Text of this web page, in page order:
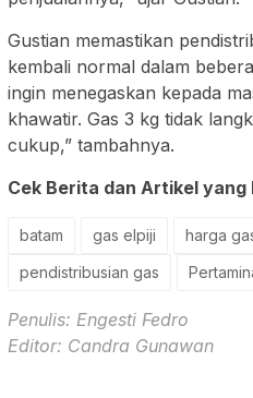
Gustian memastikan
kembali normal dalam
ingin menegaskan kepada
khawatir. Gas 3 kg tidak
cukup,” tambahnya.
Cek Berita dan Artikel yang
batam gas elpiji harga
pendistribusian gas
Penulis: Engesti Fedro
Editor: Candra Gunawan